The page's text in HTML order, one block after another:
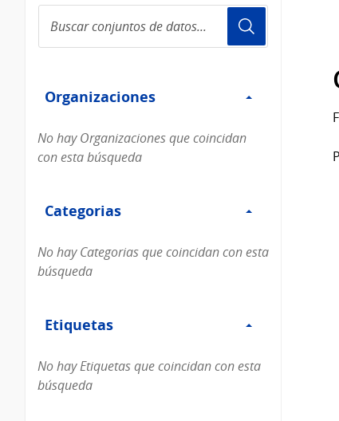
conjuntos
de
Organizaciones
Organizaciones
No hay Organizaciones que coincidan
con esta búsqueda
Categorias
Categorias
No hay Categorias que coincidan con esta
búsqueda
Etiquetas
Etiquetas
No hay Etiquetas que coincidan con esta
búsqueda